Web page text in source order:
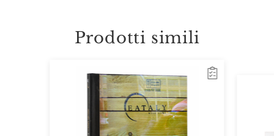
porta in casa la dolcezza delle feste firmata Eataly!
Prodotti simili